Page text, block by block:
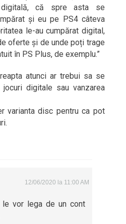
că spre asta se
și eu pe PS4 câteva
le-au cumpărat digital,
oferte și de unde poți trage
în PS Plus, de exemplu.”
atunci ar trebui sa se
digitale sau vanzarea
varianta disc pentru ca pot
12/06/2020 la 11:00 AM
le vor lega de un cont